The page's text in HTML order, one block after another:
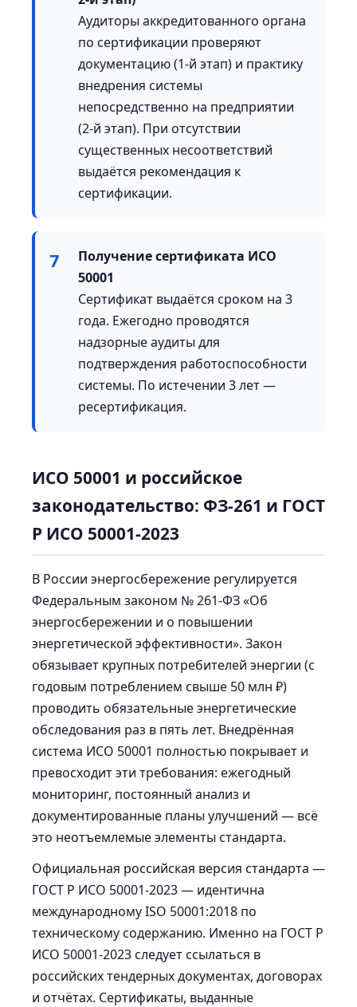
Аудиторы аккредитованного органа
по сертификации проверяют
документацию (1-й этап) и практику
внедрения системы
непосредственно на предприятии
(2-й этап). При отсутствии
существенных несоответствий
выдаётся рекомендация к
сертификации.
7
Получение сертификата ИСО
50001
Сертификат выдаётся сроком на 3
года. Ежегодно проводятся
надзорные аудиты для
подтверждения работоспособности
системы. По истечении 3 лет —
ресертификация.
ИСО 50001 и российское
законодательство: ФЗ-261 и ГОСТ
Р ИСО 50001-2023
В России энергосбережение регулируется
Федеральным законом № 261-ФЗ «Об
энергосбережении и о повышении
энергетической эффективности». Закон
обязывает крупных потребителей энергии (с
годовым потреблением свыше 50 млн ₽)
проводить обязательные энергетические
обследования раз в пять лет. Внедрённая
система ИСО 50001 полностью покрывает и
превосходит эти требования: ежегодный
мониторинг, постоянный анализ и
документированные планы улучшений — всё
это неотъемлемые элементы стандарта.
Официальная российская версия стандарта —
ГОСТ Р ИСО 50001-2023 — идентична
международному ISO 50001:2018 по
техническому содержанию. Именно на ГОСТ Р
ИСО 50001-2023 следует ссылаться в
российских тендерных документах, договорах
и отчётах. Сертификаты, выданные